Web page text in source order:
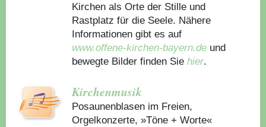
Kirchen als Orte der Stille und
Rastplatz für die Seele. Nähere
Informationen gibt es auf
www.offene-kirchen-bayern.de und
bewegte Bilder finden Sie hier.
Kirchenmusik
Posaunenblasen im Freien,
Orgelkonzerte, »Töne + Worte«